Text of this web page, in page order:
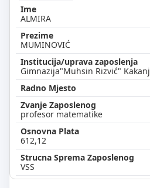
ALMIRA
MUMINOVIĆ
Gimnazija"Muhsin Rizvić" Kakanj
profesor matematike
612,12
VSS